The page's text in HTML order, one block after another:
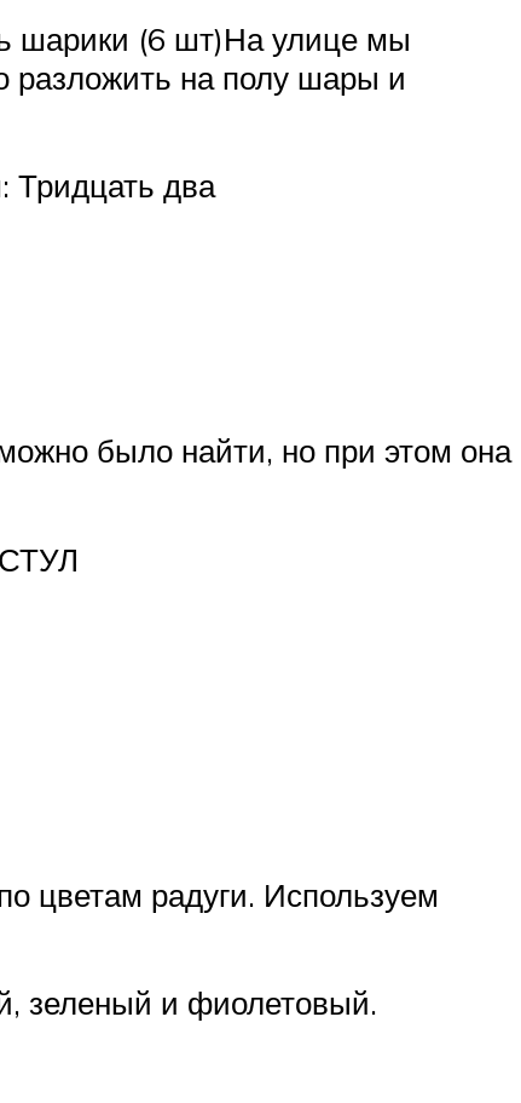
шарики (6 шт)На улице мы
разложить на полу шары и
Тридцать два
было найти, но при этом она
СТУЛ
цветам радуги. Используем
зеленый и фиолетовый.